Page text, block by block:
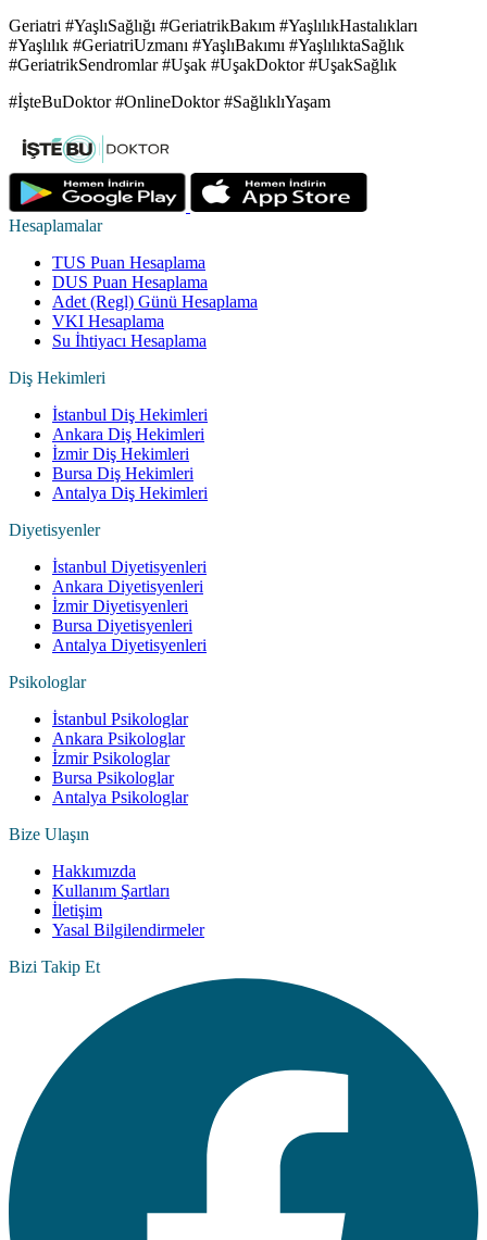
Geriatri #YaşlıSağlığı #GeriatrikBakım #YaşlılıkHastalıkları
#Yaşlılık #GeriatriUzmanı #YaşlıBakımı #YaşlılıktaSağlık
#GeriatrikSendromlar #Uşak #UşakDoktor #UşakSağlık
#İşteBuDoktor #OnlineDoktor #SağlıklıYaşam
Hesaplamalar
TUS Puan Hesaplama
DUS Puan Hesaplama
Adet (Regl) Günü Hesaplama
VKI Hesaplama
Su İhtiyacı Hesaplama
Diş Hekimleri
İstanbul Diş Hekimleri
Ankara Diş Hekimleri
İzmir Diş Hekimleri
Bursa Diş Hekimleri
Antalya Diş Hekimleri
Diyetisyenler
İstanbul Diyetisyenleri
Ankara Diyetisyenleri
İzmir Diyetisyenleri
Bursa Diyetisyenleri
Antalya Diyetisyenleri
Psikologlar
İstanbul Psikologlar
Ankara Psikologlar
İzmir Psikologlar
Bursa Psikologlar
Antalya Psikologlar
Bize Ulaşın
Hakkımızda
Kullanım Şartları
İletişim
Yasal Bilgilendirmeler
Bizi Takip Et